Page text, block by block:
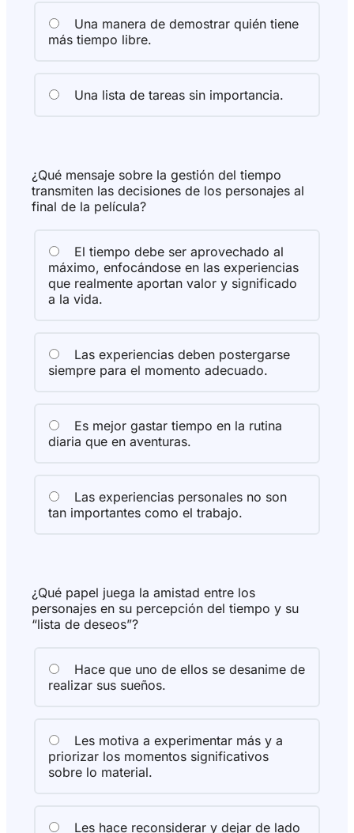
Una manera de demostrar quién tiene
más tiempo libre.
Una lista de tareas sin importancia.
¿Qué mensaje sobre la gestión del tiempo
transmiten las decisiones de los personajes al
final de la película?
El tiempo debe ser aprovechado al
máximo, enfocándose en las experiencias
que realmente aportan valor y significado
a la vida.
Las experiencias deben postergarse
siempre para el momento adecuado.
Es mejor gastar tiempo en la rutina
diaria que en aventuras.
Las experiencias personales no son
tan importantes como el trabajo.
¿Qué papel juega la amistad entre los
personajes en su percepción del tiempo y su
“lista de deseos”?
Hace que uno de ellos se desanime de
realizar sus sueños.
Les motiva a experimentar más y a
priorizar los momentos significativos
sobre lo material.
Les hace reconsiderar y dejar de lado